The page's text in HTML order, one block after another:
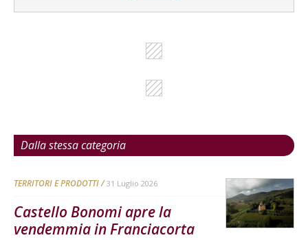
Dalla stessa categoria
TERRITORI E PRODOTTI 31 Luglio 2026
Castello Bonomi apre la
vendemmia in Franciacorta